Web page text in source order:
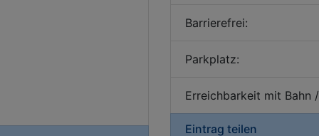
Barrierefrei:
Parkplatz:
Erreichbarkeit mit Bahn
Eintrag teilen